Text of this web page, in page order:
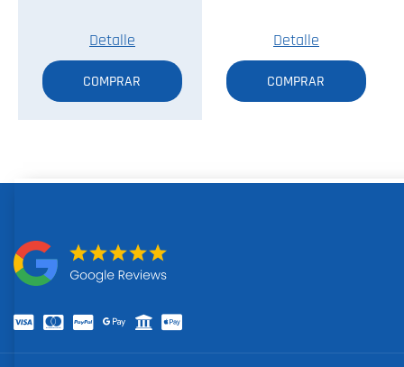
Detalle
COMPRAR
Detalle
COMPRAR